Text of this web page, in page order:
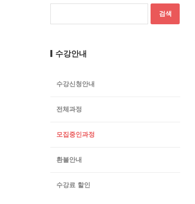
수강안내
수강신청안내
전체과정
모집중인과정
환불안내
수강료 할인